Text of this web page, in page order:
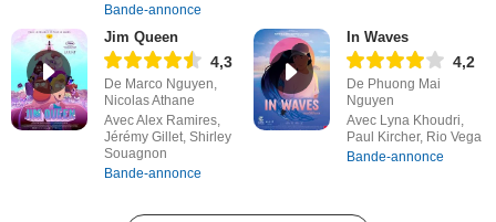
Bande-annonce
Jim Queen
4,3
De Marco Nguyen,
Nicolas Athane
Avec Alex Ramires,
Jérémy Gillet, Shirley
Souagnon
Bande-annonce
In Waves
4,2
De Phuong Mai
Nguyen
Avec Lyna Khoudri,
Paul Kircher, Rio Vega
Bande-annonce